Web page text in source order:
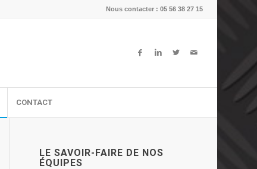
Nous contacter : 05 56 38 27 15
CONTACT
LE SAVOIR-FAIRE DE NOS
ÉQUIPES